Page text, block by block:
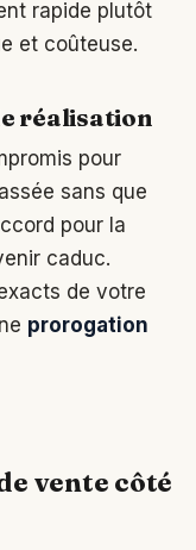
rapide plutôt
et coûteuse.
réalisation
pour
sans que
pour la
caduc.
de votre
prorogation
vente côté